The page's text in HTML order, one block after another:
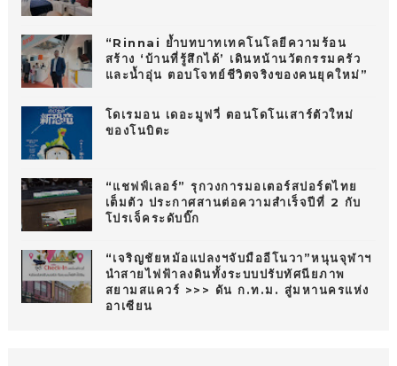
“Rinnai ย้ำบทบาทเทคโนโลยีความร้อน
สร้าง ‘บ้านที่รู้สึกได้’ เดินหน้านวัตกรรมครัว
และน้ำอุ่น ตอบโจทย์ชีวิตจริงของคนยุคใหม่”
โดเรมอน เดอะมูฟวี่ ตอนโดโนเสาร์ตัวใหม่
ของโนบิตะ
“แชฟฟ์เลอร์” รุกวงการมอเตอร์สปอร์ตไทย
เต็มตัว ประกาศสานต่อความสำเร็จปีที่ 2 กับ
โปรเจ็คระดับบิ๊ก
“เจริญชัยหม้อแปลงฯจับมืออีโนวา”หนุนจุฬาฯ
นำสายไฟฟ้าลงดินทั้งระบบปรับทัศนียภาพ
สยามสแควร์ >>> ดัน ก.ท.ม. สู่มหานครแห่ง
อาเซียน